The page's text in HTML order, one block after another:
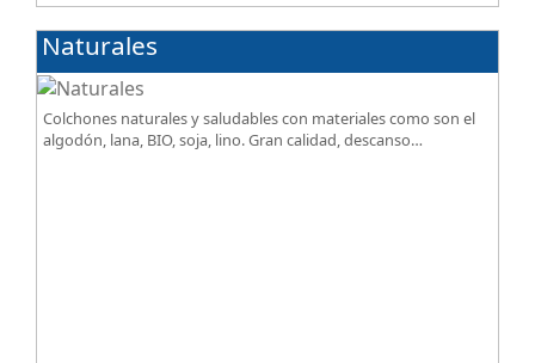
Naturales
Colchones naturales y saludables con materiales como son el
algodón, lana, BIO, soja, lino. Gran calidad, descanso